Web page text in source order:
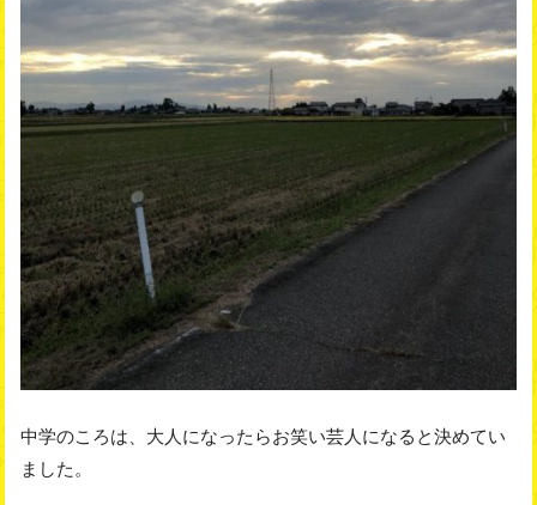
中学のころは、大人になったらお笑い芸人になると決めてい
ました。